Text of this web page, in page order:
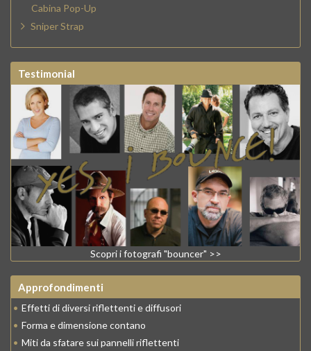
Cabina Pop-Up
Sniper Strap
Testimonial
Scopri i fotografi "bouncer" >>
Approfondimenti
• Effetti di diversi riflettenti e diffusori
• Forma e dimensione contano
• Miti da sfatare sui pannelli riflettenti